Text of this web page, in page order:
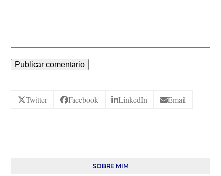
Twitter Facebook LinkedIn Email
SOBRE MIM